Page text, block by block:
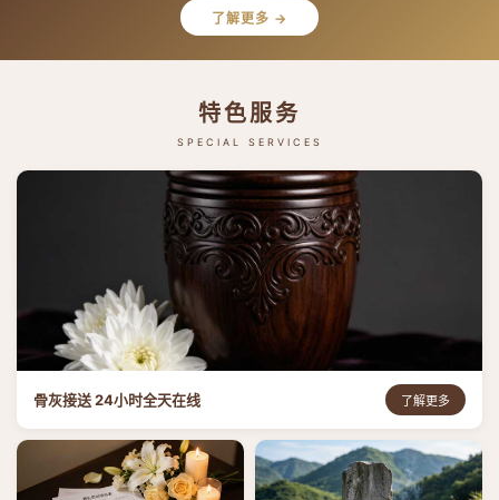
了解更多 →
特色服务
SPECIAL SERVICES
骨灰接送 24小时全天在线 了解更多